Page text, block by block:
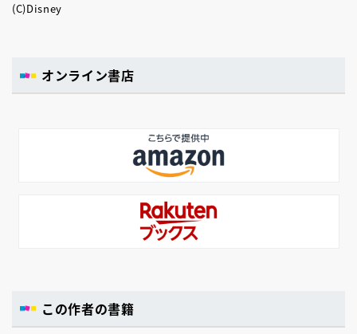
(C)Disney
オンライン書店
この作者の書籍